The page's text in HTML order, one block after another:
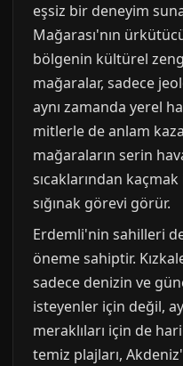
eşsiz bir deneyim
Mağarası'nın
bölgenin kültürel
mağaralar, sadece
aynı zamanda yerel
mitlerle de anlam
mağaraların serin
sıcaklarından
sığınak görevi görür.
Erdemli'nin sahilleri
öneme sahiptir.
sadece denizin ve
isteyenler için değil,
meraklıları için de
temiz plajları,